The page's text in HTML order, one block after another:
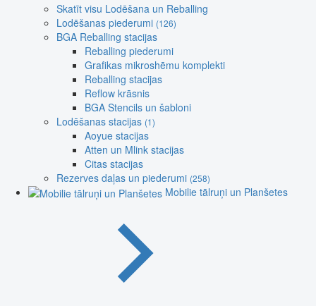
Skatīt visu Lodēšana un Reballing
Lodēšanas piederumi (126)
BGA Reballing stacijas
Reballing piederumi
Grafikas mikroshēmu komplekti
Reballing stacijas
Reflow krāsnis
BGA Stencils un šabloni
Lodēšanas stacijas (1)
Aoyue stacijas
Atten un Mlink stacijas
Citas stacijas
Rezerves daļas un piederumi (258)
Mobilie tālruņi un Planšetes